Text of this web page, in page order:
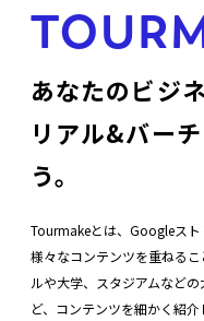
あなたのビジ
リアル&バー
う。
Tourmakeとは、Googleス
様々なコンテンツを重ねる
ルや大学、スタジアムなど
ど、コンテンツを細かく紹介